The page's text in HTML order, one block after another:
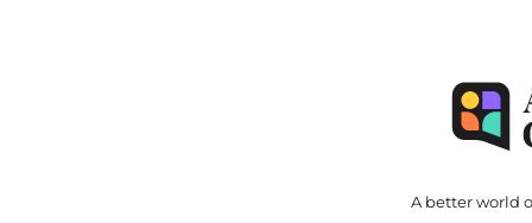
A better world